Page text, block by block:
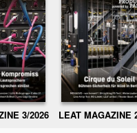
3/2026 LEAT MAGAZINE